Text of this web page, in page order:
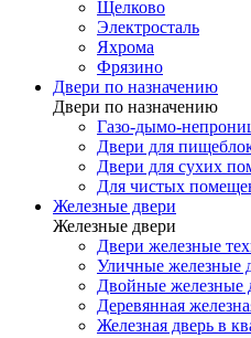
Щелково
Электросталь
Яхрома
Фрязино
Двери по назначению
Двери по назначению
Газо-дымо-
Двери для
Двери для сухих
Для чистых
Железные двери
Железные двери
Двери железные
Уличные железные
Двойные железные
Деревянная
Железная дверь в